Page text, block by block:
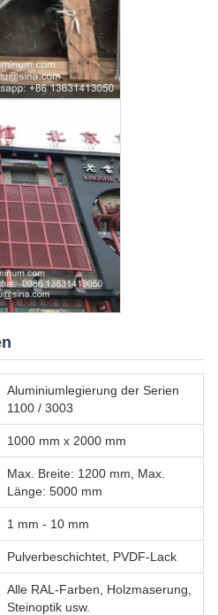
Aluminiumlegierung der Serien
1100 / 3003
1000 mm x 2000 mm
Max. Breite: 1200 mm, Max.
Länge: 5000 mm
1 mm - 10 mm
Pulverbeschichtet, PVDF-Lack
Alle RAL-Farben, Holzmaserung,
Steinoptik usw.